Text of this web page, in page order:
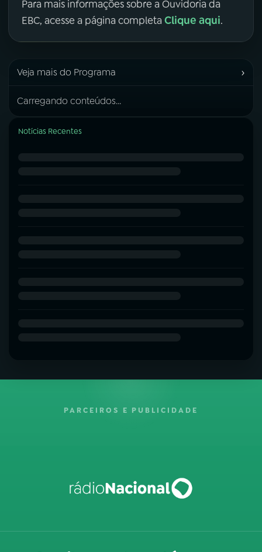
Para mais informações sobre a Ouvidoria da
EBC, acesse a página completa Clique aqui.
Veja mais do Programa ›
Carregando conteúdos...
Notícias Recentes
PARCEIROS E PUBLICIDADE